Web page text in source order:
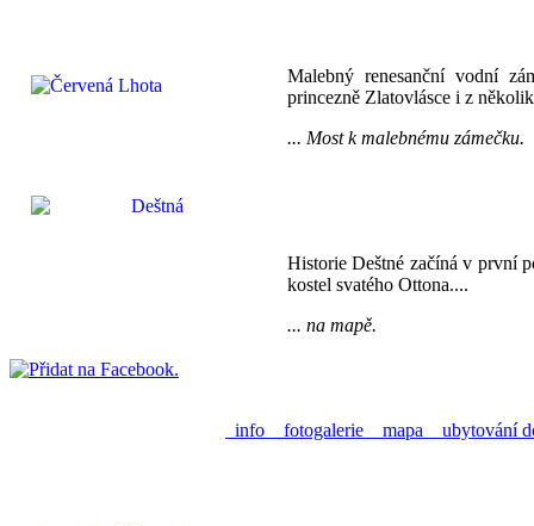
Malebný renesanční vodní
princezně Zlatovlásce i z
... Most k malebnému zámečku.
Historie Deštné začíná v první
kostel svatého Ottona....
... na mapě.
info fotogalerie mapa ubytování